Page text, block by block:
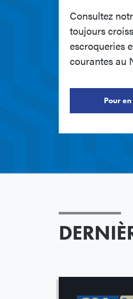
Consultez
toujours
escroqueries
courantes au
Pour